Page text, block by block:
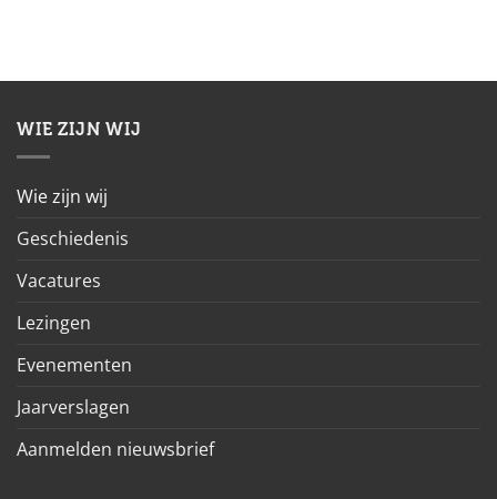
WIE ZIJN WIJ
Wie zijn wij
Geschiedenis
Vacatures
Lezingen
Evenementen
Jaarverslagen
Aanmelden nieuwsbrief